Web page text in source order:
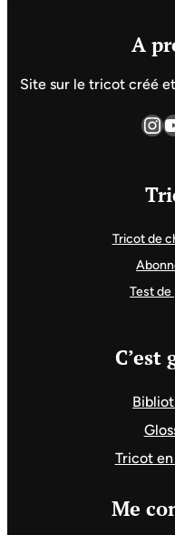
A
Site sur le tricot créé
InstagramYouTube
Tricot de
Test de
C’est
Tricot
Me